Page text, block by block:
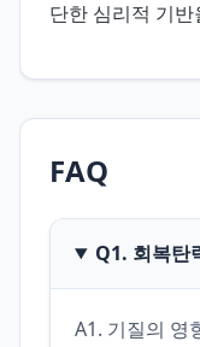
단한 심리적 기
FAQ
Q1. 회복탄
A1. 기질의 영